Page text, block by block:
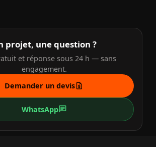
projet, une question ?
et réponse sous 24 h — sans
engagement.
Demander un devisrequest_quote
WhatsAppchat